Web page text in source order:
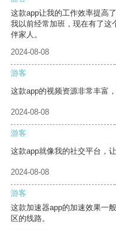
这款app让我的工作效率提高
我以前经常加班，现在有了这
伴家人。
2024-08-08
游客
这款app的视频资源非常丰富
2024-08-08
游客
这款app就像我的社交平台，
2024-08-08
游客
这款加速器app的加速效果一
区的线路。